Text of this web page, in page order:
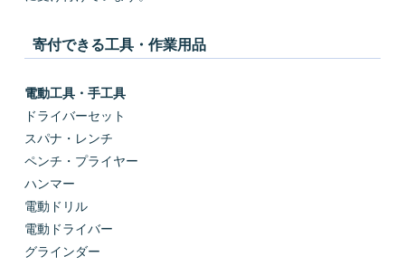
寄付できる工具・作業用品
電動工具・手工具
ドライバーセット
スパナ・レンチ
ペンチ・プライヤー
ハンマー
電動ドリル
電動ドライバー
グラインダー